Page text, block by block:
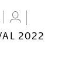
2022